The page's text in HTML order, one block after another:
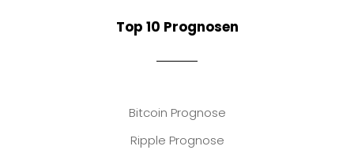
Top 10 Prognosen
Bitcoin Prognose
Ripple Prognose